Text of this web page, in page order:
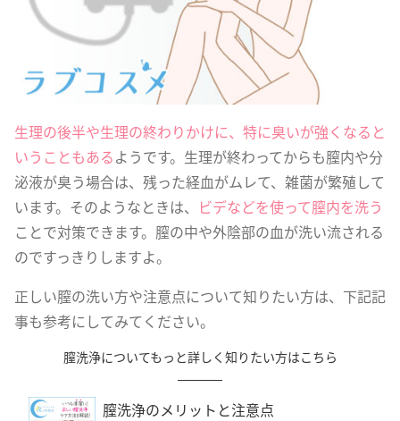
生理の後半や生理の終わりかけに、特に臭いが強くなると
いうこともあるようです。生理が終わってからも膣内や分
泌液が臭う場合は、残った経血がムレて、雑菌が繁殖して
います。そのようなときは、 ビデなどを使って膣内を洗う
ことで対策できます。膣の中や外陰部の血が洗い流される
のですっきりしますよ。
正しい膣の洗い方や注意点について知りたい方は、下記記
事も参考にしてみてください。
膣洗浄についてもっと詳しく知りたい方はこちら
膣洗浄のメリットと注意点